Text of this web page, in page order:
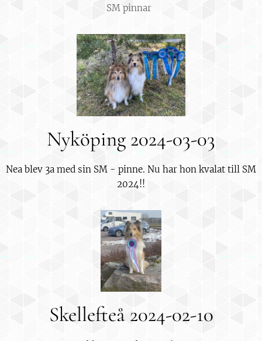
SM pinnar
Nyköping 2024-03-03
Nea blev 3a med sin SM - pinne. Nu har hon kvalat till SM
2024!!
Skellefteå 2024-02-10